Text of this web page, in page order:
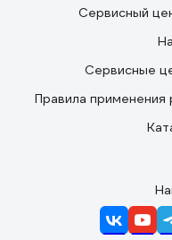
Сервисный
Сервисные
Правила применения